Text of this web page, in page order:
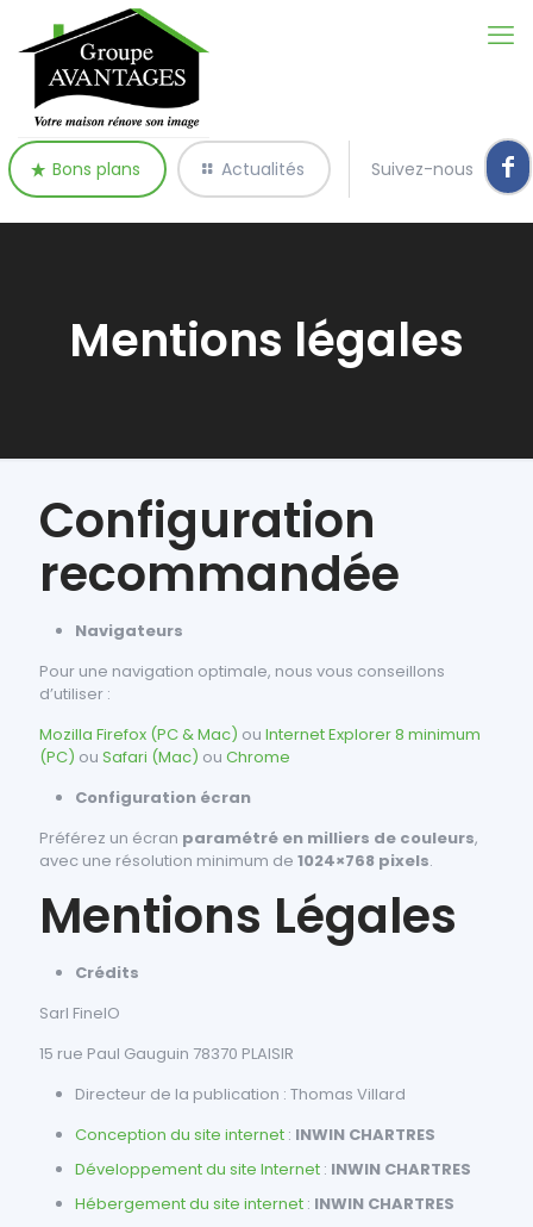
Bons plans Actualités Suivez-nous
Mentions légales
Configuration
recommandée
Navigateurs
Pour une navigation optimale, nous vous conseillons
d’utiliser :
Mozilla Firefox (PC & Mac) ou Internet Explorer 8 minimum
(PC) ou Safari (Mac) ou Chrome
Configuration écran
Préférez un écran paramétré en milliers de couleurs,
avec une résolution minimum de 1024×768 pixels.
Mentions Légales
Crédits
Sarl FinelO
15 rue Paul Gauguin 78370 PLAISIR
Directeur de la publication : Thomas Villard
Conception du site internet : INWIN CHARTRES
Développement du site Internet : INWIN CHARTRES
Hébergement du site internet : INWIN CHARTRES